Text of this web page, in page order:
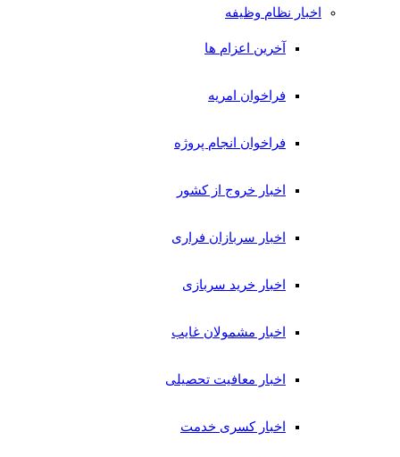
اخبار نظام وظیفه
آخرین اعزام ها
فراخوان امریه
فراخوان انجام پروژه
اخبار خروج از کشور
اخبار سربازان فراری
اخبار خرید سربازی
اخبار مشمولان غایب
اخبار معافیت تحصیلی
اخبار کسری خدمت